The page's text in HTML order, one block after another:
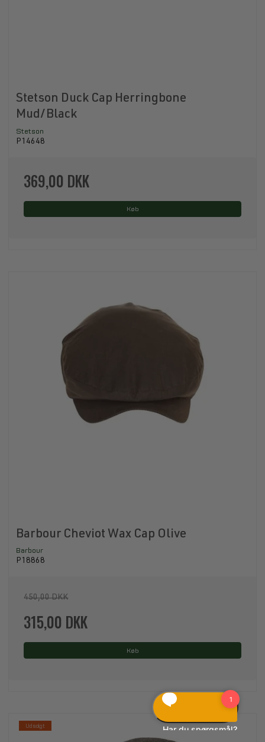
Stetson Duck Cap Herringbone
Mud/Black
Stetson
P14648
369,00 DKK
Køb
Barbour Cheviot Wax Cap Olive
Barbour
P18868
450,00 DKK
315,00 DKK
Køb
Udsolgt